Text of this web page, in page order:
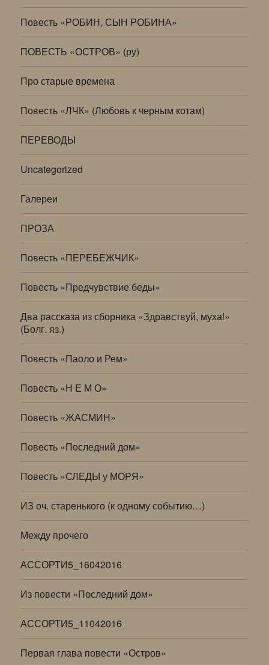
Повесть «РОБИН, СЫН РОБИНА»
ПОВЕСТЬ «ОСТРОВ» (ру)
Про старые времена
Повесть «ЛЧК» (Любовь к черным котам)
ПЕРЕВОДЫ
Uncategorized
Галереи
ПРОЗА
Повесть «ПЕРЕБЕЖЧИК»
Повесть «Предчувствие беды»
Два рассказа из сборника «Здравствуй, муха!»
(Болг. яз.)
Повесть «Паоло и Рем»
Повесть «Н Е М О»
Повесть «ЖАСМИН»
Повесть «Последний дом»
Повесть «СЛЕДЫ у МОРЯ»
ИЗ оч. старенького (к одному событию…)
Между прочего
АССОРТИ5_16042016
Из повести «Последний дом»
АССОРТИ5_11042016
Первая глава повести «Остров»